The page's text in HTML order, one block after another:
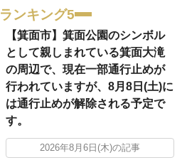
ランキング5
【箕面市】箕面公園のシンボル
として親しまれている箕面大滝
の周辺で、現在一部通行止めが
行われていますが、8月8日(土)に
は通行止めが解除される予定で
す。
2026年8月6日(木)の記事